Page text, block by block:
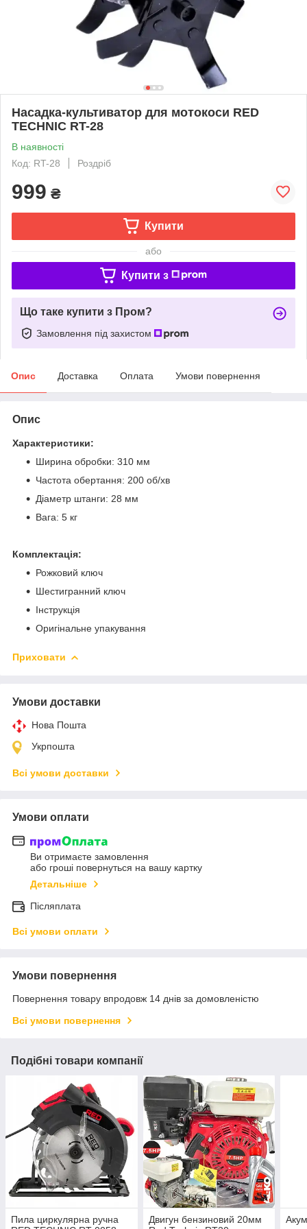
Насадка-культиватор для мотокоси RED
TECHNIC RT-28
В наявності
Код: RT-28
Роздріб
999 ₴
Купити
або
Купити з
Що таке купити з Пром?
Замовлення під захистом
Опис Доставка Оплата Умови повернення
Опис
Характеристики:
Ширина обробки: 310 мм
Частота обертання: 200 об/хв
Діаметр штанги: 28 мм
Вага: 5 кг
Комплектація:
Рожковий ключ
Шестигранний ключ
Інструкція
Оригінальне упакування
Приховати
Умови доставки
Нова Пошта
Укрпошта
Всі умови доставки
Умови оплати
Ви отримаєте замовлення
або гроші повернуться на вашу картку
Детальніше
Післяплата
Всі умови оплати
Умови повернення
Повернення товару впродовж 14 днів за домовленістю
Всі умови повернення
Подібні товари компанії
Пила циркулярна ручна
Двигун бензиновий 20мм